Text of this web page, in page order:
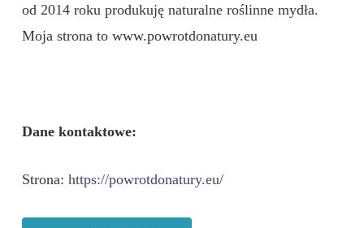
od 2014 roku produkuję naturalne roślinne mydła.
Moja strona to www.powrotdonatury.eu
Dane kontaktowe:
Strona: https://powrotdonatury.eu/